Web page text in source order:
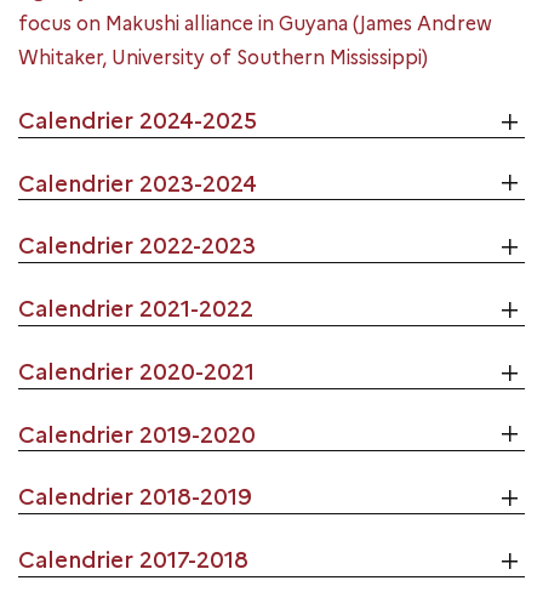
focus on Makushi alliance in Guyana (James Andrew
Whitaker, University of Southern Mississippi)
Calendrier 2024-2025
Calendrier 2023-2024
Calendrier 2022-2023
Calendrier 2021-2022
Calendrier 2020-2021
Calendrier 2019-2020
Calendrier 2018-2019
Calendrier 2017-2018